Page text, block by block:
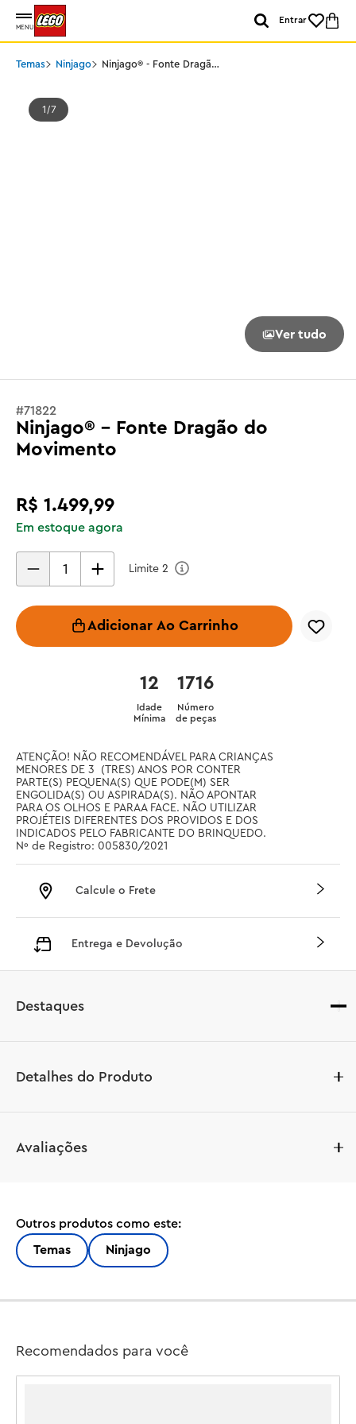
MENU
Entrar
Temas Ninjago
Ninjago® - Fonte Dragão
1 7
Ver tudo
#71822
Ninjago® - Fonte Dragão do
Movimento
R$ 1 .499,99
Em estoque agora
Limite 2
Adicionar Ao Carrinho
1716
Número
de peças
12
Idade
Mínima
ATENÇÃO! NÃO RECOMENDÁVEL PARA CRIANÇAS
MENORES DE 3  (TRES) ANOS POR CONTER
PARTE(S) PEQUENA(S) QUE PODE(M) SER
ENGOLIDA(S) OU ASPIRADA(S). NÃO APONTAR
PARA OS OLHOS E PARAA FACE. NÃO UTILIZAR
PROJÉTEIS DIFERENTES DOS PROVIDOS E DOS
INDICADOS PELO FABRICANTE DO BRINQUEDO.
Nº de Registro: 005830/2021
Calcule o Frete
Entrega e Devolução
Destaques
Detalhes do Produto
2ª temporada do programa de TV NINJAGO® Dragons
??quadris, mandíbula, cabeça, pescoço e asas grandes
ajustáveis. Ele vem com um trono de sela nas costas e 6
dragões espirituais menores.
Este conjunto de brinquedos de dragão inclui 6
guerreiros ninja Kai, Wyldfyre e Arin (com espadas e
acessórios de armas legais) e o trio de vilões composto
Avaliações
Outros produtos como este:
Temas Ninjago
Recomendados para você